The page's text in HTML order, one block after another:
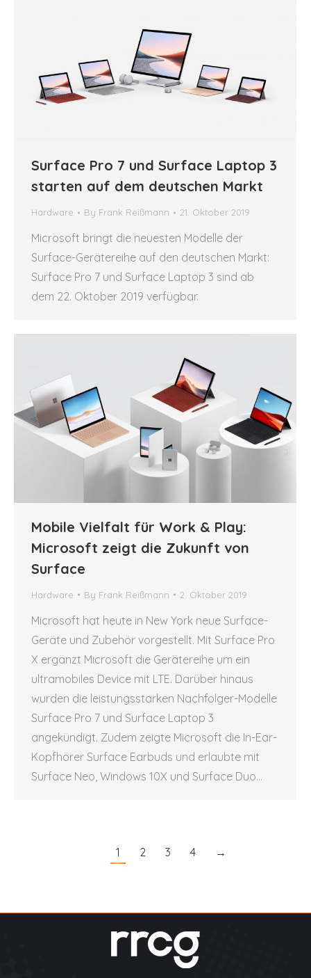
Surface Pro 7 und Surface Laptop 3
starten auf dem deutschen Markt
Hardware By Frank Reißmann 21. Oktober 2019
Microsoft bringt die neuesten Modelle der
Surface-Gerätereihe auf den deutschen Markt:
Surface Pro 7 und Surface Laptop 3 sind ab
dem 22. Oktober 2019 verfügbar.
Mobile Vielfalt für Work & Play:
Microsoft zeigt die Zukunft von
Surface
Hardware By Frank Reißmann 2. Oktober 2019
Microsoft hat heute in New York neue Surface-
Geräte und Zubehör vorgestellt. Mit Surface Pro
X ergänzt Microsoft die Gerätereihe um ein
ultramobiles Device mit LTE. Darüber hinaus
wurden die leistungsstarken Nachfolger-Modelle
Surface Pro 7 und Surface Laptop 3
angekündigt. Zudem zeigte Microsoft die In-Ear-
Kopfhörer Surface Earbuds und erlaubte mit
Surface Neo, Windows 10X und Surface Duo…
1 2 3 4 →